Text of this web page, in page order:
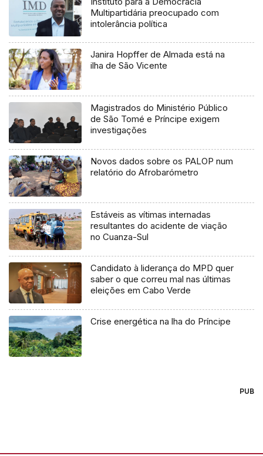
Multipartidária preocupado com
intolerância política
Janira Hopffer de Almada está na
ilha de São Vicente
Magistrados do Ministério Público
de São Tomé e Príncipe exigem
investigações
Novos dados sobre os PALOP num
relatório do Afrobarómetro
Estáveis as vítimas internadas
resultantes do acidente de viação
no Cuanza-Sul
Candidato à liderança do MPD quer
saber o que correu mal nas últimas
eleições em Cabo Verde
Crise energética na lha do Príncipe
PUB